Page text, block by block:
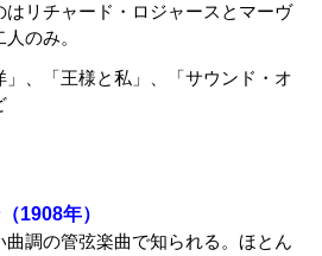
はリチャード・ロジャースとマーヴ
のみ。
、「王様と私」、「サウンド・オ
1908年）
調の管弦楽曲で知られる。ほとん